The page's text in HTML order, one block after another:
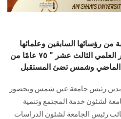
رؤسائها السابقين وعلمائها
وشباب الباحثين بختام المؤتمر العلمي الثالث عشر " ٧٥ عامًا من
رئيس جامعة عين شمس وبحضور
لشئون خدمة المجتمع وتنمية
نائب رئيس الجامعة لشئون الدراسات